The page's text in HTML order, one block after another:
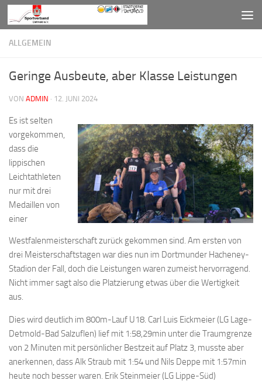
Zum Inhalt springen
ALLGEMEIN
Geringe Ausbeute, aber Klasse Leistungen
VON ADMIN · 12. JUNI 2024
Es ist selten
vorgekommen,
dass die
lippischen
Leichtathleten
nur mit drei
Medaillen von
einer
Westfalenmeisterschaft zurück gekommen sind. Am ersten von
drei Meisterschaftstagen war dies nun im Dortmunder Hacheney-
Stadion der Fall, doch die Leistungen waren zumeist hervorragend.
Nicht immer sagt also die Platzierung etwas über die Wertigkeit
aus.
Dies wird deutlich im 800m-Lauf U18. Carl Luis Eickmeier (LG Lage-
Detmold-Bad Salzuflen) lief mit 1:58,29min unter die Traumgrenze
von 2 Minuten mit persönlicher Bestzeit auf Platz 3, musste aber
anerkennen, dass Alk Straub mit 1:54 und Nils Deppe mit 1:57min
heute noch besser waren. Erik Steinmeier (LG Lippe-Süd)